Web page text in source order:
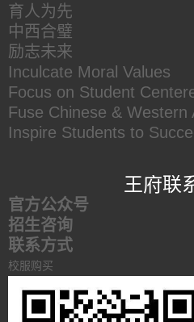
育人为先
中西合璧
励志未来
Inculcate Moral Values
Focus on Student
Fuse Chinese & Western
Inspire Students to
王府联
官方公众号
招生咨询
联系方式
校服购买